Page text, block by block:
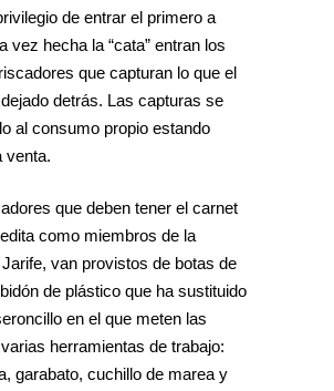
de entrar el primero a
vez hecha la “cata” entran los
que capturan lo que el
detrás. Las capturas se
al consumo propio estando
venta.
que deben tener el carnet
como miembros de la
van provistos de botas de
de plástico que ha sustituido
en el que meten las
herramientas de trabajo:
garabato, cuchillo de marea y